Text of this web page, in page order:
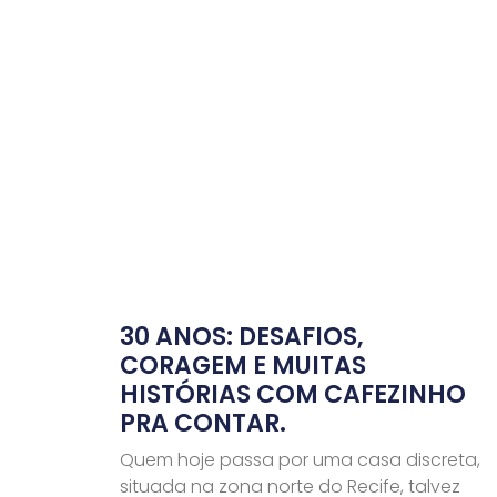
30 ANOS: DESAFIOS,
CORAGEM E MUITAS
HISTÓRIAS COM CAFEZINHO
PRA CONTAR.
Quem hoje passa por uma casa discreta,
situada na zona norte do Recife, talvez